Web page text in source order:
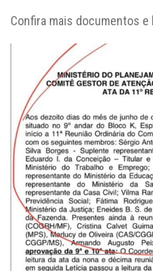
Confira mais documentos